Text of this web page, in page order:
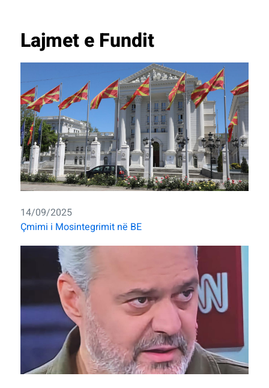
Lajmet e Fundit
14/09/2025
Çmimi i Mosintegrimit në BE